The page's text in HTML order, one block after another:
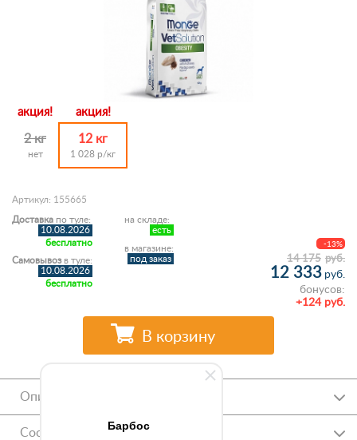
Барбос
акция!
2 кг
нет
акция!
12 кг
1 028 р/кг
Артикул: 155665
на складе:
есть
в магазине:
под заказ
Доставка по туле:
10.08.2026
бесплатно
Самовывозв туле:
10.08.2026
бесплатно
-13%
14 175 руб.
12 333 руб.
бонусов:
+124 руб.
В корзину
Описание
Состав